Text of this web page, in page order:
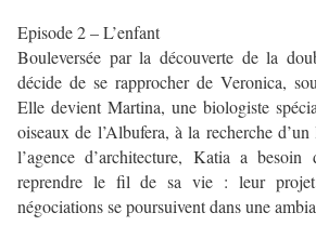
Episode 2 – L’enfant
Bouleversée par la découverte de la
décide de se rapprocher de Veronica,
Elle devient Martina, une biologiste
oiseaux de l’Albufera, à la recherche
l’agence d’architecture, Katia a
reprendre le fil de sa vie : leur projet
négociations se poursuivent dans une